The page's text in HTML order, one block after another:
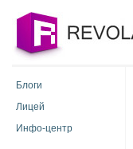
Блоги
Лицей
Инфо-центр